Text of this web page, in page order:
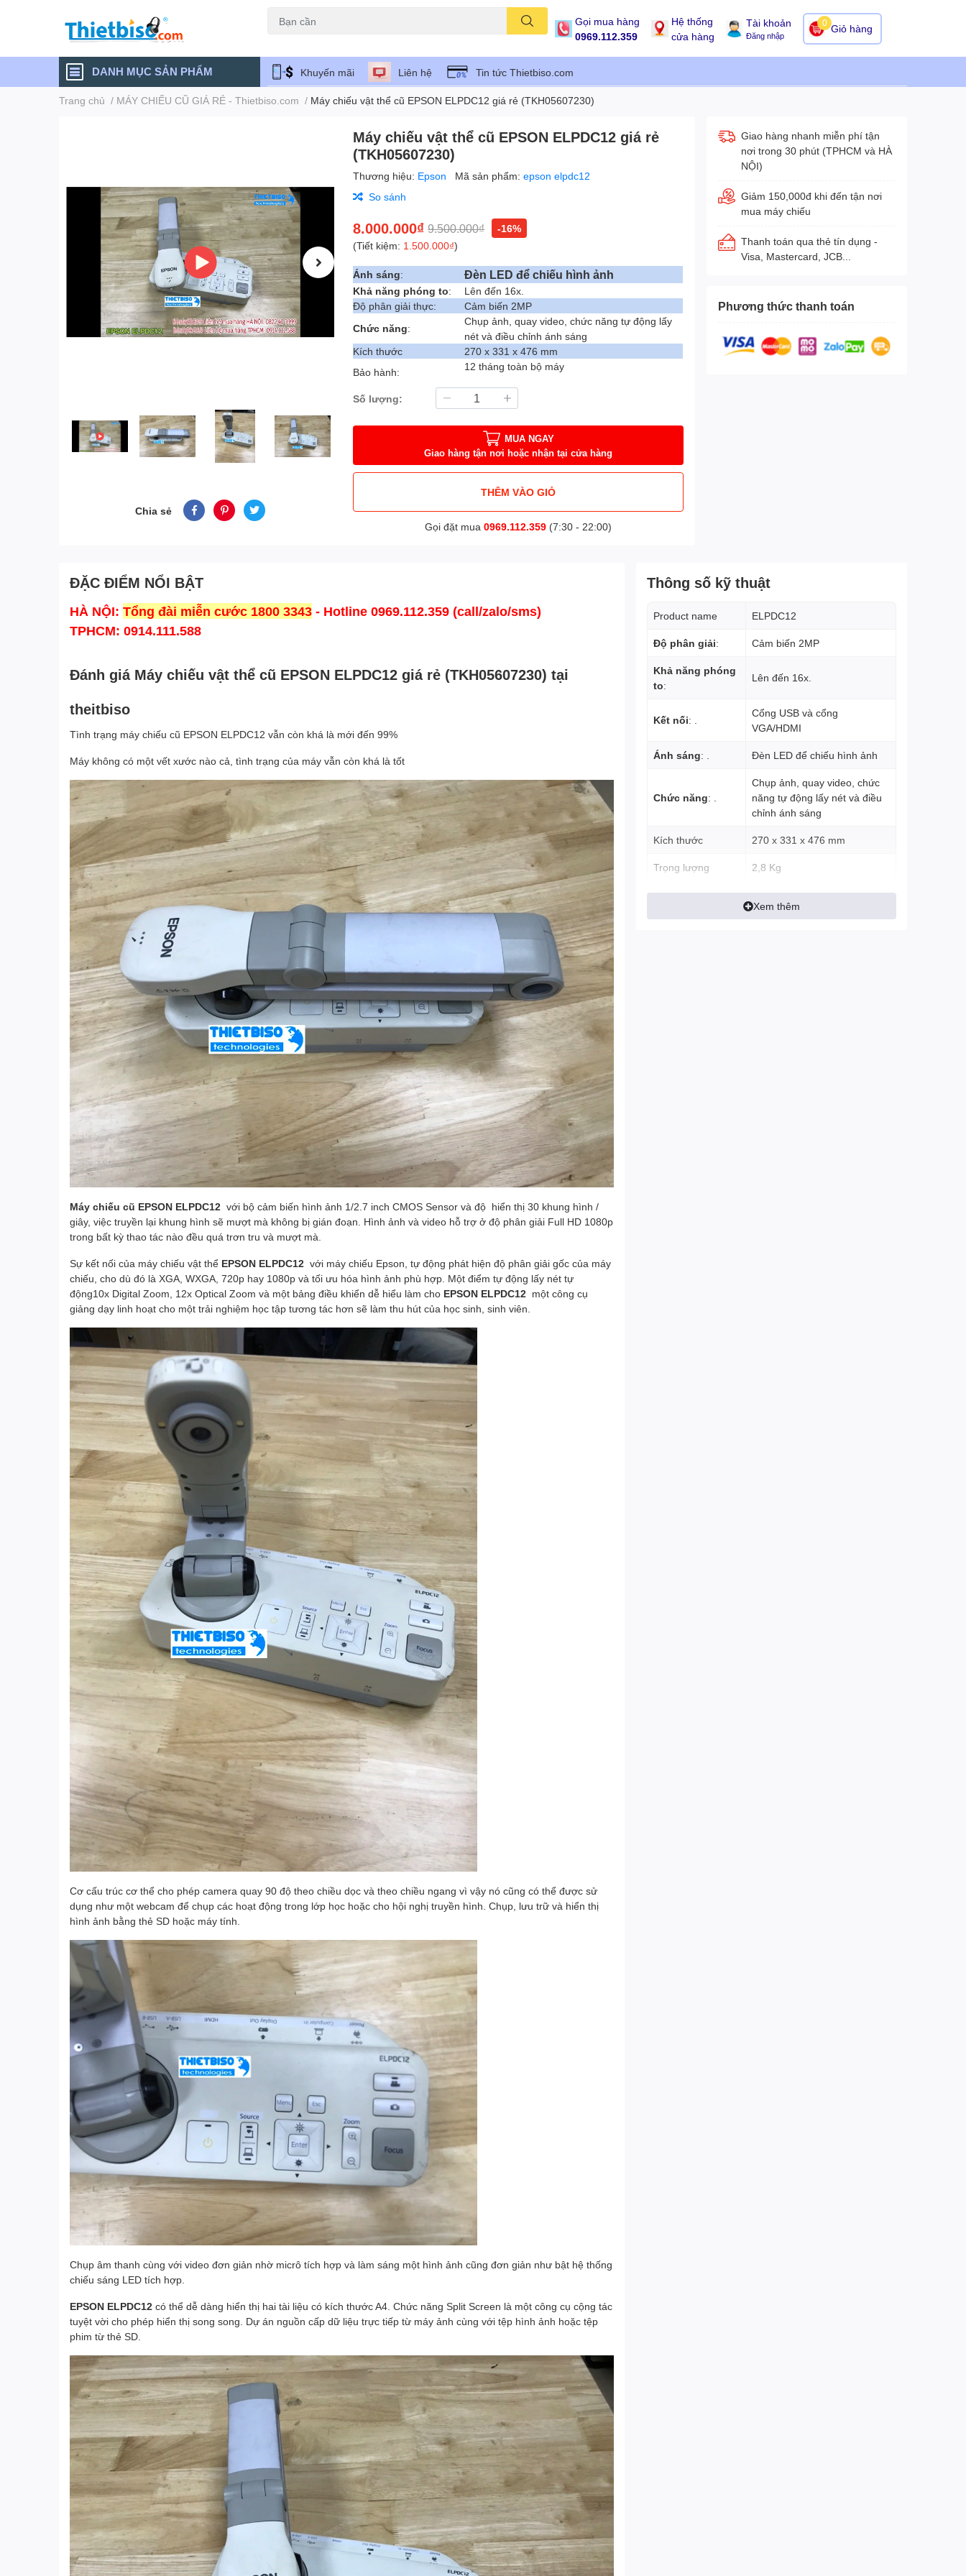
Gọi mua hàng
0969.112.359
Hệ thống
cửa hàng
Tài khoản
Đăng nhập
Giỏ hàng
0
DANH MỤC SẢN PHẨM Khuyến mãi Liên hệ Tin tức Thietbiso.com
Trang chủ / MÁY CHIẾU CŨ GIÁ RẺ - Thietbiso.com / Máy chiếu vật thể cũ EPSON ELPDC12 giá rẻ (TKH05607230)
Chia sẻ
Máy chiếu vật thể cũ EPSON ELPDC12 giá rẻ
(TKH05607230)
Thương hiệu: Epson Mã sản phẩm:epson elpdc12
So sánh
8.000.000₫ 9.500.000₫
-16%
(Tiết kiệm: 1.500.000₫)
Ánh sáng: Đèn LED để chiếu hình ảnh
Khả năng phóng to:
Lên đến 16x.
Độ phân giải thực:
Cảm biến 2MP
Chức năng:
Chụp ảnh, quay video, chức năng tự động lấy
nét và điều chỉnh ánh sáng
Kích thước
270 x 331 x 476 mm
Bảo hành:
12 tháng toàn bộ máy
Số lượng:
MUA NGAY
Giao hàng tận nơi hoặc nhận tại cửa hàng
THÊM VÀO GIỎ
Gọi đặt mua0969.112.359 (7:30 - 22:00)
Giao hàng nhanh miễn phí tận
nơi trong 30 phút (TPHCM và HÀ
NỘI)
Giảm 150,000đ khi đến tận nơi
mua máy chiếu
Thanh toán qua thẻ tín dụng -
Visa, Mastercard, JCB...
Phương thức thanh toán
ĐẶC ĐIỂM NỔI BẬT
HÀ NỘI: Tổng đài miễn cước 1800 3343 - Hotline 0969.112.359 (call/zalo/sms)
TPHCM: 0914.111.588
Đánh giá Máy chiếu vật thể cũ EPSON ELPDC12 giá rẻ (TKH05607230) tại
theitbiso
Tình trạng máy chiếu cũ EPSON ELPDC12 vẫn còn khá là mới đến 99%
Máy không có một vết xước nào cả, tình trạng của máy vẫn còn khá là tốt
Máy chiếu cũ EPSON ELPDC12 với bộ cảm biến hình ảnh 1/2.7 inch CMOS Sensor và độ hiển thị 30 khung hình /
giây, việc truyền lại khung hình sẽ mượt mà không bị gián đoạn. Hình ảnh và video hỗ trợ ở độ phân giải Full HD 1080p
trong bất kỳ thao tác nào đều quá trơn tru và mượt mà.
Sự kết nối của máy chiếu vật thể EPSON ELPDC12 với máy chiếu Epson, tự động phát hiện độ phân giải gốc của máy
chiếu, cho dù đó là XGA, WXGA, 720p hay 1080p và tối ưu hóa hình ảnh phù hợp. Một điểm tự động lấy nét tự
động10x Digital Zoom, 12x Optical Zoom và một bảng điều khiển dễ hiểu làm cho EPSON ELPDC12 một công cụ
giảng dạy linh hoạt cho một trải nghiệm học tập tương tác hơn sẽ làm thu hút của học sinh, sinh viên.
Cơ cấu trúc cơ thể cho phép camera quay 90 độ theo chiều dọc và theo chiều ngang vì vậy nó cũng có thể được sử
dụng như một webcam để chụp các hoạt động trong lớp học hoặc cho hội nghị truyền hình. Chụp, lưu trữ và hiển thị
hình ảnh bằng thẻ SD hoặc máy tính.
Chụp âm thanh cùng với video đơn giản nhờ micrô tích hợp và làm sáng một hình ảnh cũng đơn giản như bật hệ thống
chiếu sáng LED tích hợp.
EPSON ELPDC12 có thể dễ dàng hiển thị hai tài liệu có kích thước A4. Chức năng Split Screen là một công cụ cộng tác
tuyệt vời cho phép hiển thị song song. Dự án nguồn cấp dữ liệu trực tiếp từ máy ảnh cùng với tệp hình ảnh hoặc tệp
phim từ thẻ SD.
Thông số kỹ thuật
Product name ELPDC12
Độ phân giải: Cảm biến 2MP
Khả năng phóng
to:
Lên đến 16x.
Kết nối: .
Cổng USB và cổng
VGA/HDMI
Ánh sáng: . Đèn LED để chiếu hình ảnh
Chức năng: .
Chụp ảnh, quay video, chức
năng tự động lấy nét và điều
chỉnh ánh sáng
Kích thước 270 x 331 x 476 mm
Trọng lượng 2,8 Kg
Xem thêm